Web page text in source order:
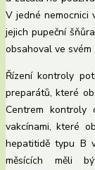
V jedné nemocnici
jejich pupeční
obsahoval ve
Řízení kontroly
preparátů, které
Centrem kontroly
vakcínami, které
hepatitidě typu B
měsících měli